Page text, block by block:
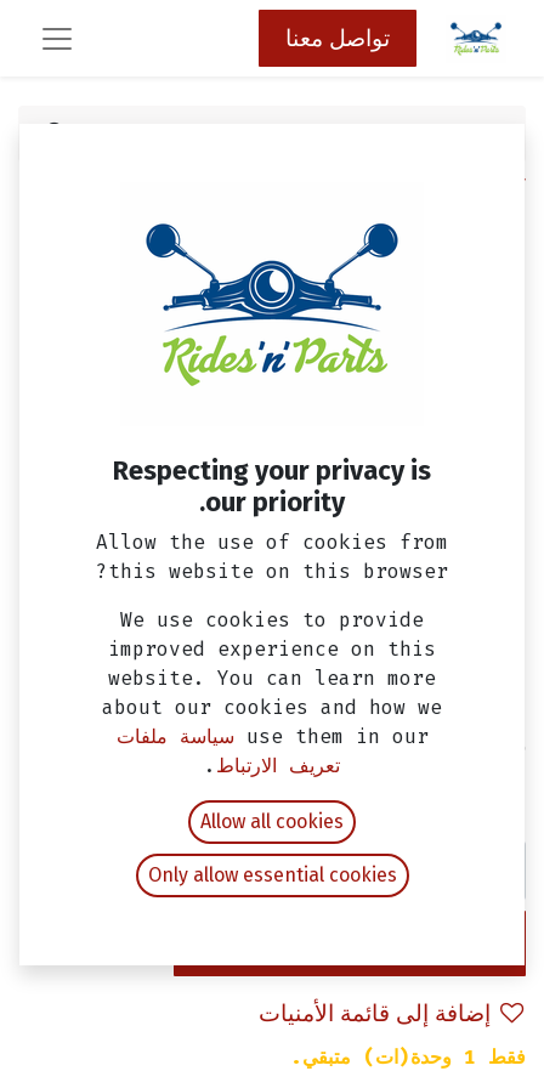
تواصل معنا
كافة المنتجات
ركب Fox
شامل ضريبة القيمة المضافة
إضافة إلى قائمة الأمنيات
فقط 1 وحدة(ات) متبقي.
Respecting your privacy is
our priority.
Allow the use of cookies from
this website on this browser?
We use cookies to provide
improved experience on this
website. You can learn more
about our cookies and how we
use them in our سياسة ملفات
تعريف الارتباط .
Allow all cookies
Only allow essential cookies